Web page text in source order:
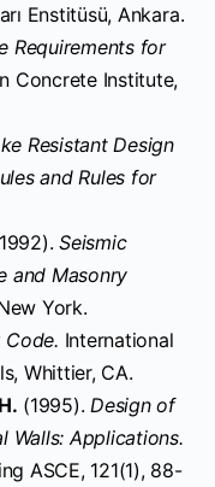
Enstitüsü, Ankara.
Requirements for
Concrete Institute,
Resistant Design
and Rules for
Seismic
and Masonry
York.
Code. International
Whittier, CA.
(1995). Design of
Walls: Applications.
ASCE, 121(1), 88-